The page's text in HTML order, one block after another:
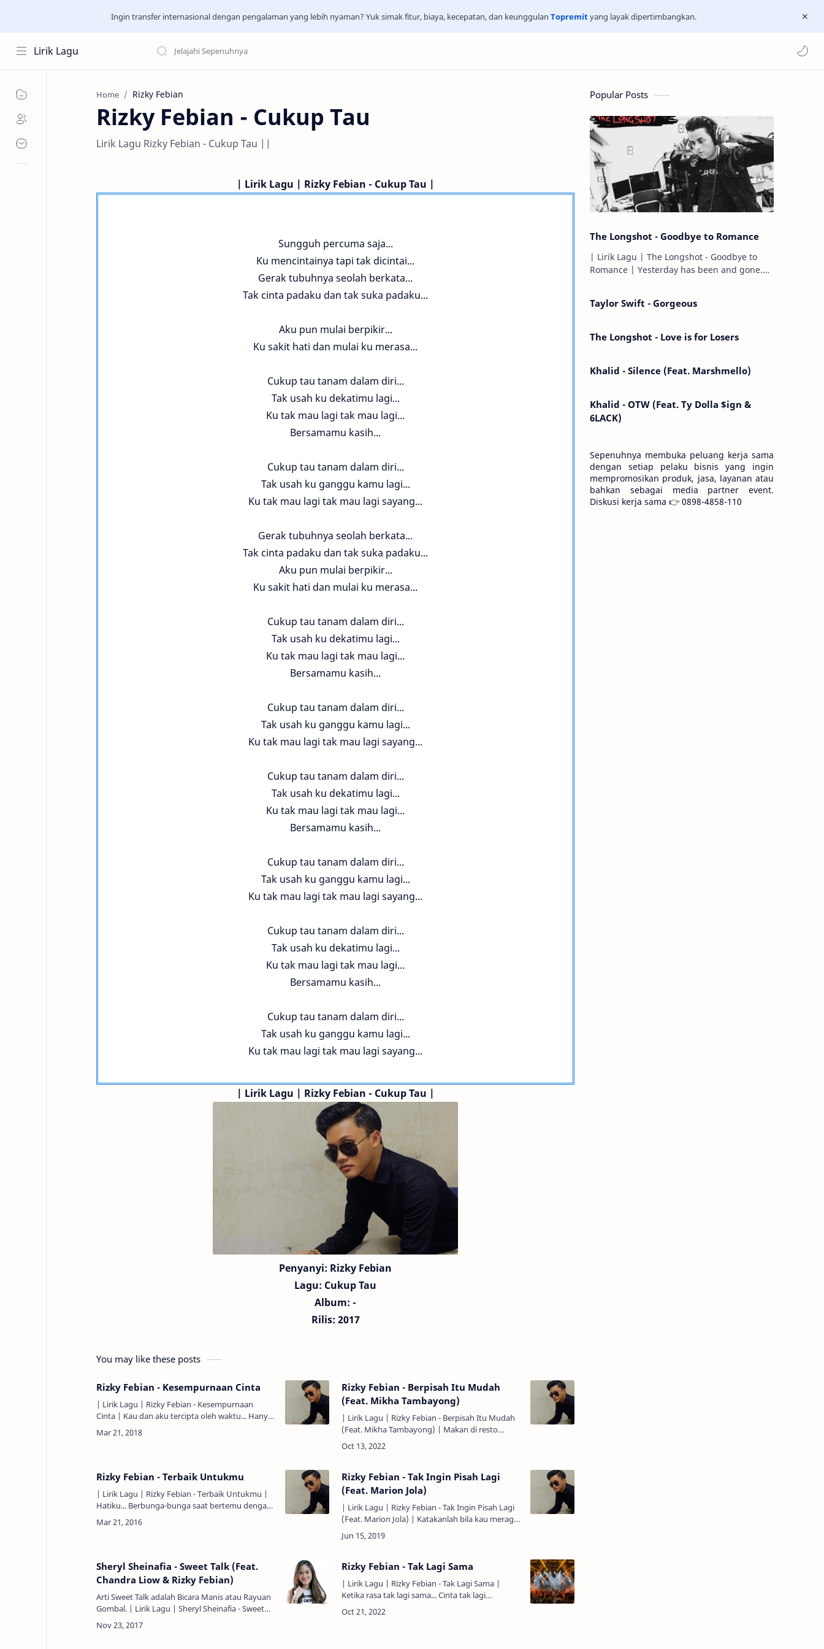
Ingin transfer internasional dengan pengalaman yang lebih nyaman? Yuk simak fitur, biaya, kecepatan, dan keunggulan Topremityang layak dipertimbangkan.
Lirik Lagu
Home Rizky Febian
Rizky Febian - Cukup Tau
Lirik Lagu Rizky Febian - Cukup Tau ||
| Lirik Lagu | Rizky Febian - Cukup Tau |
Sungguh percuma saja...
Ku mencintainya tapi tak dicintai...
Gerak tubuhnya seolah berkata...
Tak cinta padaku dan tak suka padaku...
Aku pun mulai berpikir...
Ku sakit hati dan mulai ku merasa...
Cukup tau tanam dalam diri...
Tak usah ku dekatimu lagi...
Ku tak mau lagi tak mau lagi...
Bersamamu kasih...
Cukup tau tanam dalam diri...
Tak usah ku ganggu kamu lagi...
Ku tak mau lagi tak mau lagi sayang...
Gerak tubuhnya seolah berkata...
Tak cinta padaku dan tak suka padaku...
Aku pun mulai berpikir...
Ku sakit hati dan mulai ku merasa...
Cukup tau tanam dalam diri...
Tak usah ku dekatimu lagi...
Ku tak mau lagi tak mau lagi...
Bersamamu kasih...
Cukup tau tanam dalam diri...
Tak usah ku ganggu kamu lagi...
Ku tak mau lagi tak mau lagi sayang...
Cukup tau tanam dalam diri...
Tak usah ku dekatimu lagi...
Ku tak mau lagi tak mau lagi...
Bersamamu kasih...
Cukup tau tanam dalam diri...
Tak usah ku ganggu kamu lagi...
Ku tak mau lagi tak mau lagi sayang...
Cukup tau tanam dalam diri...
Tak usah ku dekatimu lagi...
Ku tak mau lagi tak mau lagi...
Bersamamu kasih...
Cukup tau tanam dalam diri...
Tak usah ku ganggu kamu lagi...
Ku tak mau lagi tak mau lagi sayang...
| Lirik Lagu | Rizky Febian - Cukup Tau |
Penyanyi: Rizky Febian
Lagu: Cukup Tau
Album: -
Rilis: 2017
You may like these posts
Rizky Febian - Kesempurnaan Cinta
| Lirik Lagu | Rizky Febian - Kesempurnaan
Cinta | Kau dan aku tercipta oleh waktu... Hanya
untuk saling mencintai... Mungkin Kita
ditakdirkan bersama... raju…
Rizky Febian - Berpisah Itu Mudah
(Feat. Mikha Tambayong)
| Lirik Lagu | Rizky Febian - Berpisah Itu Mudah
(Feat. Mikha Tambayong) | Makan di resto
terenak... Membaca di sudut paling tenang...
Menonton pertunjukan musi…
Rizky Febian - Terbaik Untukmu
| Lirik Lagu | Rizky Febian - Terbaik Untukmu |
Hatiku... Berbunga-bunga saat bertemu dengan
dirimu... Entah mengapa... Wajahmu... Terbayang
selalu dalam bena…
Rizky Febian - Tak Ingin Pisah Lagi
(Feat. Marion Jola)
| Lirik Lagu | Rizky Febian - Tak Ingin Pisah Lagi
(Feat. Marion Jola) | Katakanlah bila kau meragu
padaku Genggamlah jemariku melangkah
Sheryl Sheinafia - Sweet Talk (Feat.
Chandra Liow & Rizky Febian)
Arti Sweet Talk adalah Bicara Manis atau Rayuan
Gombal. | Lirik Lagu | Sheryl Sheinafia - Sweet
Talk (Feat. Chandra Liow & Rizky Febian) |
***Sheryl She…
Rizky Febian - Tak Lagi Sama
| Lirik Lagu | Rizky Febian - Tak Lagi Sama |
Ketika rasa tak lagi sama... Cinta tak lagi
sempurna... Kadang kehilangan arah... Inginnya
'ku tetap pertahankan... Da…
Popular Posts
The Longshot - Goodbye to Romance
| Lirik Lagu | The Longshot - Goodbye to
Romance | Yesterday has been and gone.
Taylor Swift - Gorgeous
The Longshot - Love is for Losers
Khalid - Silence (Feat. Marshmello)
Khalid - OTW (Feat. Ty Dolla $ign &
6LACK)
Sepenuhnya membuka peluang kerja sama
dengan setiap pelaku bisnis yang ingin
mempromosikan produk, jasa, layanan atau
bahkan sebagai media partner event.
Diskusi kerja sama 👉 0898-4858-110